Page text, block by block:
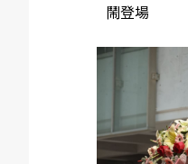
鬧登場